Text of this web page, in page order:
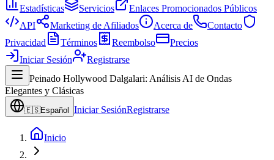
Estadísticas Servicios
Enlaces Promocionados Públicos
API
Marketing de Afiliados Acerca de
Contacto
Privacidad
Términos Reembolso
Precios
Iniciar Sesión
Registrarse
Peinado Hollywood Dalgalari: Análisis AI de Ondas
Elegantes y Clásicas
🇪🇸Español Iniciar SesiónRegistrarse
Inicio